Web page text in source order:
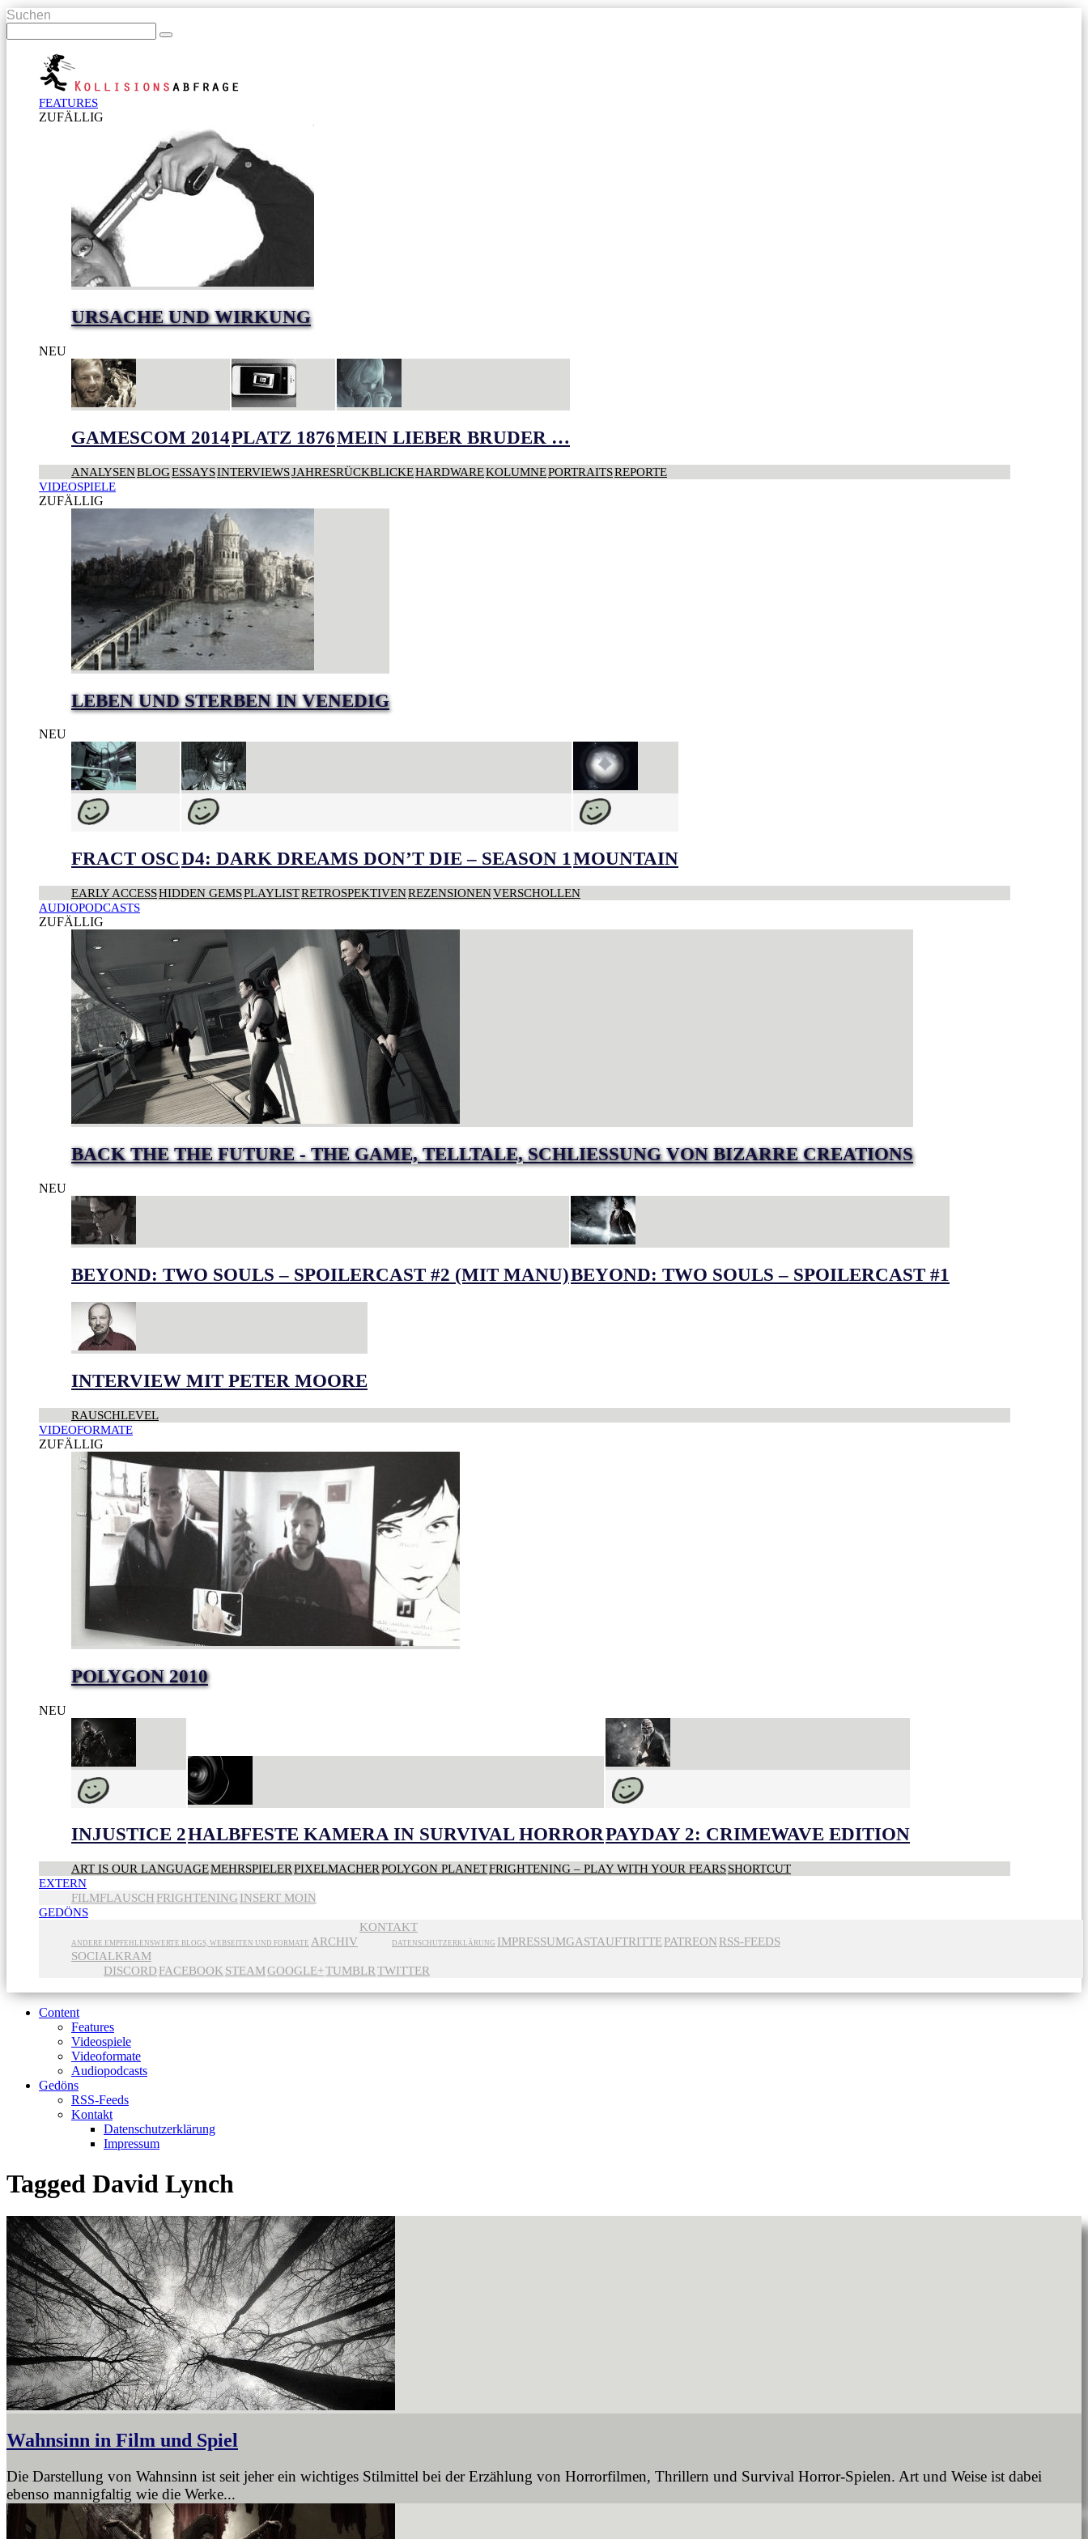
Suchen
FEATURES
ZUFÄLLIG
URSACHE UND WIRKUNG
NEU
GAMESCOM 2014PLATZ 1876MEIN LIEBER BRUDER …
ANALYSENBLOGESSAYSINTERVIEWSJAHRESRÜCKBLICKEHARDWAREKOLUMNEPORTRAITSREPORTE
VIDEOSPIELE
ZUFÄLLIG
LEBEN UND STERBEN IN VENEDIG
NEU
FRACT OSCD4: DARK DREAMS DON’T DIE – SEASON 1MOUNTAIN
EARLY ACCESSHIDDEN GEMSPLAYLISTRETROSPEKTIVENREZENSIONENVERSCHOLLEN
AUDIOPODCASTS
ZUFÄLLIG
BACK THE THE FUTURE - THE GAME, TELLTALE, SCHLIESSUNG VON BIZARRE CREATIONS
NEU
BEYOND: TWO SOULS – SPOILERCAST #2 (MIT MANU)BEYOND: TWO SOULS – SPOILERCAST #1
INTERVIEW MIT PETER MOORE
RAUSCHLEVEL
VIDEOFORMATE
ZUFÄLLIG
POLYGON 2010
NEU
INJUSTICE 2HALBFESTE KAMERA IN SURVIVAL HORRORPAYDAY 2: CRIMEWAVE EDITION
ART IS OUR LANGUAGEMEHRSPIELERPIXELMACHERPOLYGON PLANETFRIGHTENING – PLAY WITH YOUR FEARSSHORTCUT
EXTERN
FILMFLAUSCH FRIGHTENING INSERT MOIN
GEDÖNS
ANDERE EMPFEHLENSWERTE BLOGS, WEBSEITEN UND FORMATE ARCHIV
KONTAKT
DATENSCHUTZERKLÄRUNG IMPRESSUMGASTAUFTRITTEPATREON RSS-FEEDS
SOCIALKRAM
DISCORD FACEBOOK STEAMGOOGLE+TUMBLRTWITTER
Content
Features
Videospiele
Videoformate
Audiopodcasts
Gedöns
RSS-Feeds
Kontakt
Datenschutzerklärung
Impressum
Tagged David Lynch
Wahnsinn in Film und Spiel
Die Darstellung von Wahnsinn ist seit jeher ein wichtiges Stilmittel bei der Erzählung von Horrorfilmen, Thrillern und Survival Horror-Spielen. Art und Weise ist dabei
ebenso mannigfaltig wie die Werke...